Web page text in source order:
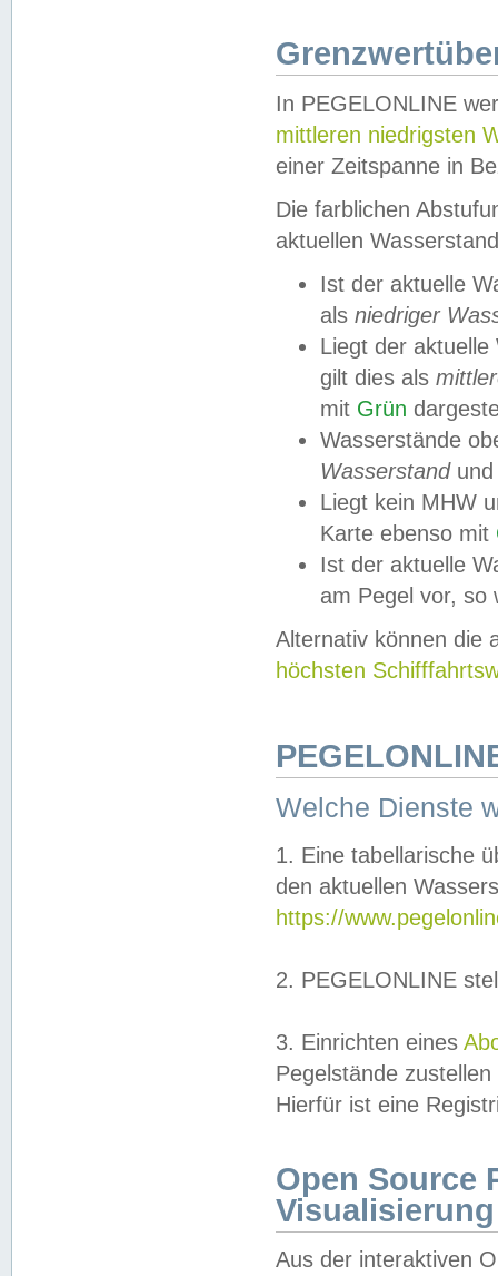
In PEGELONLINE
mittleren niedrigsten
einer Zeitspanne in
Die farblichen
aktuellen
Ist der aktuelle
als niedriger
Liegt der
gilt dies als
mit Grün
Wasserstände
Wasserstandund
Liegt kein MHW
Karte ebenso mit
Ist der aktuelle
am Pegel vor,
Alternativ können die
höchsten
Welche Dienste
1. Eine tabellarische
den aktuellen
https://
2. PEGELONLINE
3. Einrichten eines
Pegelstände
Hierfür ist eine
Open Source
Visualisierung
Aus der interaktiven